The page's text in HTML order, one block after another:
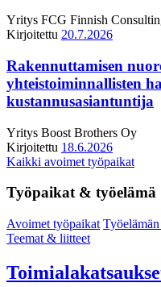
Yritys FCG Finnish
Kirjoitettu 20.7.2026
Rakennuttamisen
yhteistoiminnallisten
kustannusasiantuntija
Yritys Boost Brothers Oy
Kirjoitettu 18.6.2026
Kaikki avoimet työpaikat
Työpaikat & työelämä
Avoimet työpaikat
Teemat & liitteet